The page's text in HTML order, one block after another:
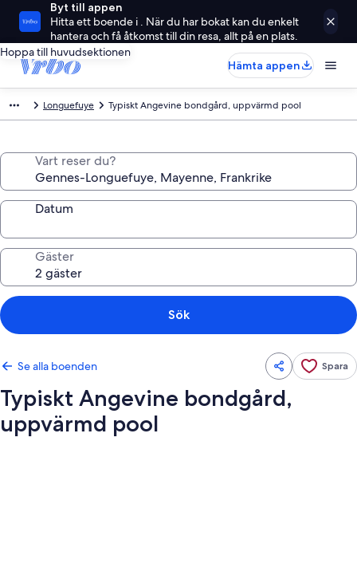
Byt till appen
Hitta ett boende i . När du har bokat kan du enkelt
hantera och få åtkomst till din resa, allt på en plats.
Hoppa till huvudsektionen
Hämta appen
Longuefuye Typiskt Angevine bondgård, uppvärmd pool
Vart reser du?
Datum
Gäster
Sök
Se alla boenden Spara
Typiskt Angevine bondgård,
uppvärmd pool